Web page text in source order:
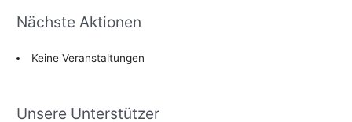
Nächste Aktionen
Keine Veranstaltungen
Unsere Unterstützer